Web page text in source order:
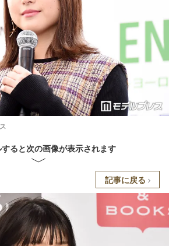
ると次の画像が表示されます
記事に戻る